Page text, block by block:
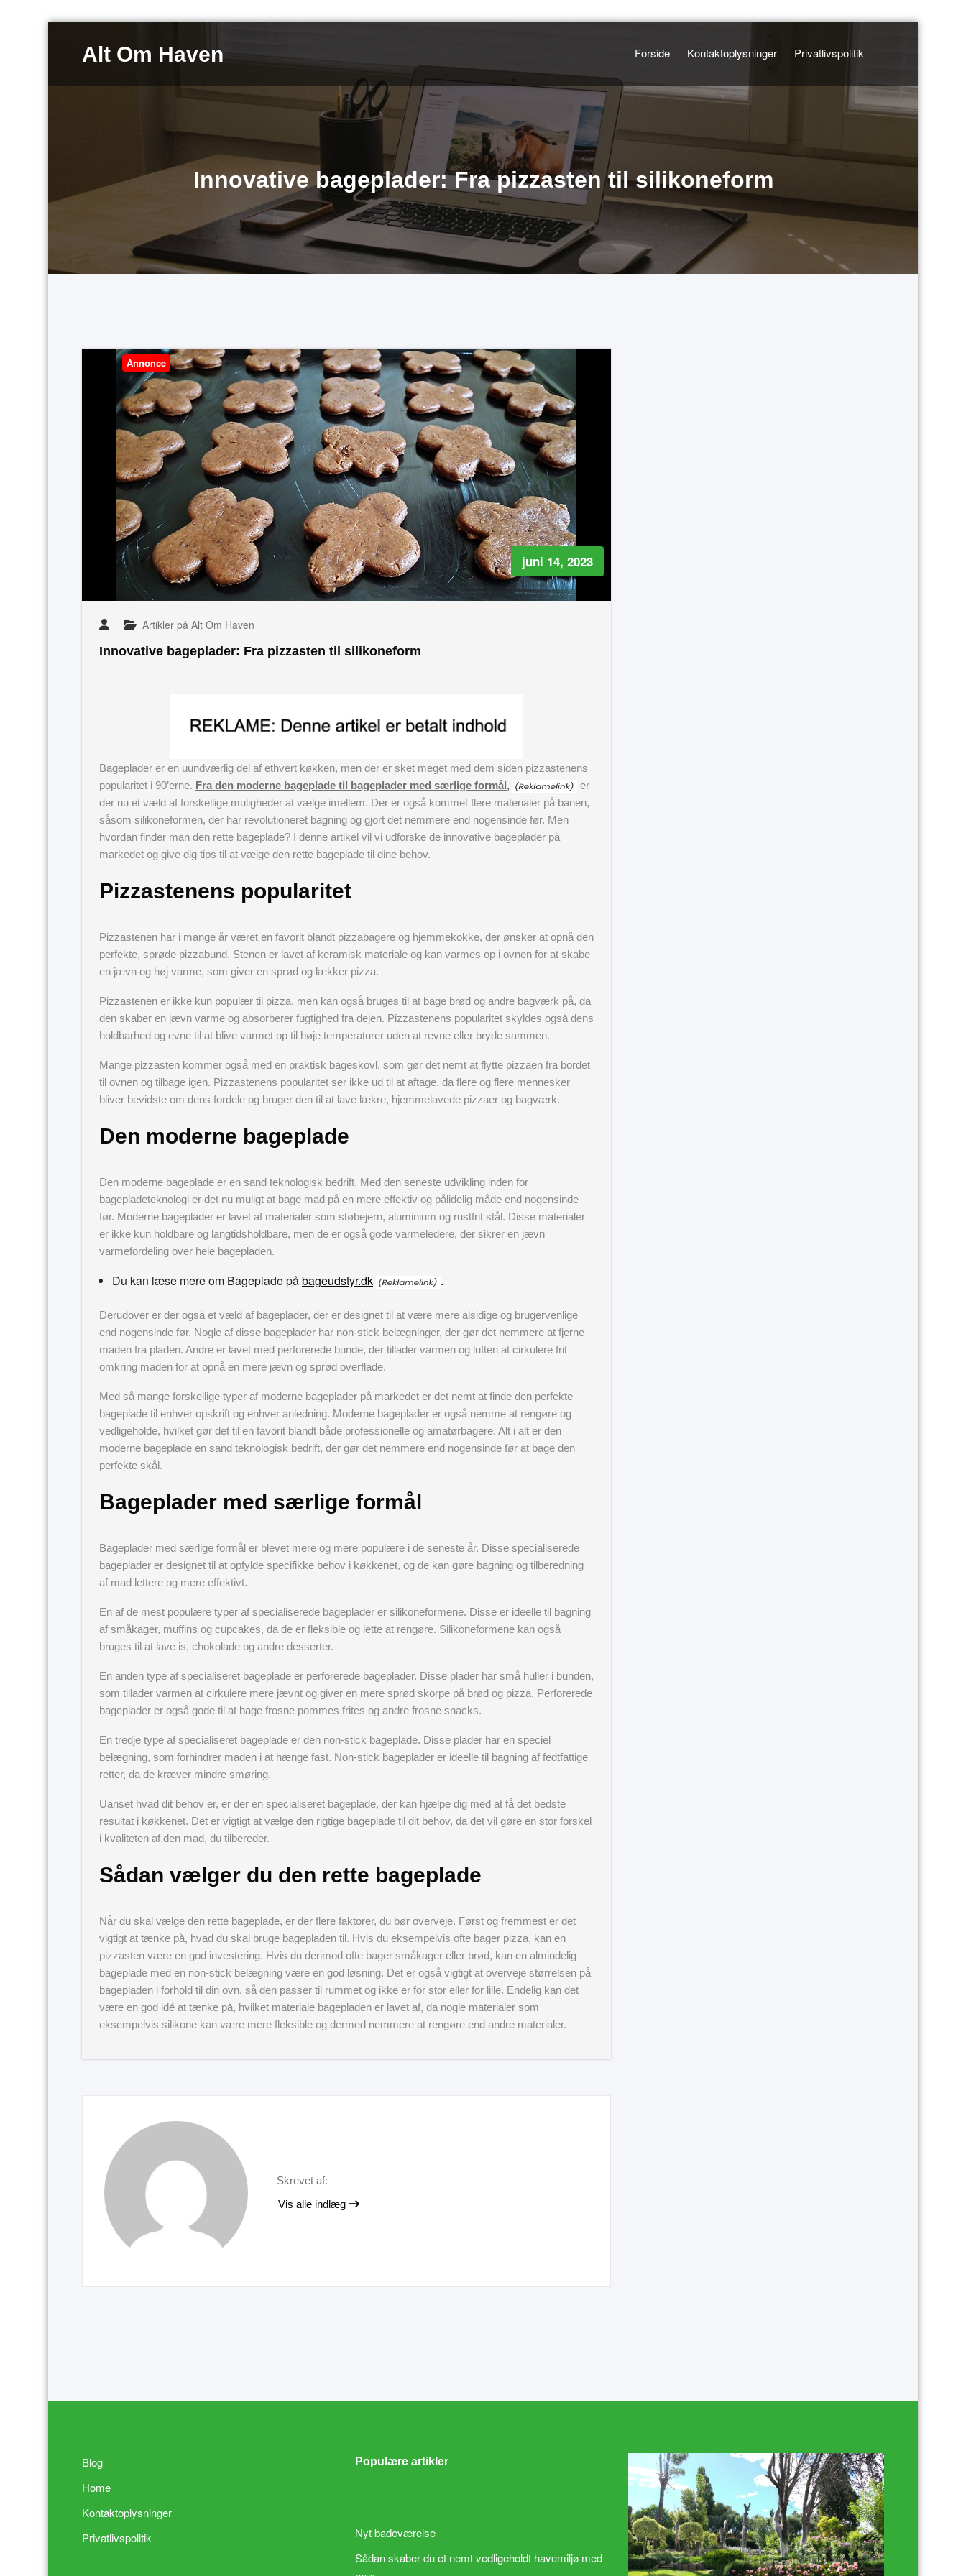
indholdAlt Om Haven Forside Kontaktoplysninger Privatlivspolitik
Innovative bageplader: Fra pizzasten til silikoneform
Annonce
juni 14, 2023
Artikler på Alt Om Haven
Innovative bageplader: Fra pizzasten til silikoneform
Bageplader er en uundværlig del af ethvert køkken, men der er sket meget med dem siden pizzastenens
popularitet i 90’erne. Fra den moderne bageplade til bageplader med særlige formål,
er
der nu et væld af forskellige muligheder at vælge imellem. Der er også kommet flere materialer på banen,
såsom silikoneformen, der har revolutioneret bagning og gjort det nemmere end nogensinde før. Men
hvordan finder man den rette bageplade? I denne artikel vil vi udforske de innovative bageplader på
markedet og give dig tips til at vælge den rette bageplade til dine behov.
Pizzastenens popularitet
Pizzastenen har i mange år været en favorit blandt pizzabagere og hjemmekokke, der ønsker at opnå den
perfekte, sprøde pizzabund. Stenen er lavet af keramisk materiale og kan varmes op i ovnen for at skabe
en jævn og høj varme, som giver en sprød og lækker pizza.
Pizzastenen er ikke kun populær til pizza, men kan også bruges til at bage brød og andre bagværk på, da
den skaber en jævn varme og absorberer fugtighed fra dejen. Pizzastenens popularitet skyldes også dens
holdbarhed og evne til at blive varmet op til høje temperaturer uden at revne eller bryde sammen.
Mange pizzasten kommer også med en praktisk bageskovl, som gør det nemt at flytte pizzaen fra bordet
til ovnen og tilbage igen. Pizzastenens popularitet ser ikke ud til at aftage, da flere og flere mennesker
bliver bevidste om dens fordele og bruger den til at lave lækre, hjemmelavede pizzaer og bagværk.
Den moderne bageplade
Den moderne bageplade er en sand teknologisk bedrift. Med den seneste udvikling inden for
bagepladeteknologi er det nu muligt at bage mad på en mere effektiv og pålidelig måde end nogensinde
før. Moderne bageplader er lavet af materialer som støbejern, aluminium og rustfrit stål. Disse materialer
er ikke kun holdbare og langtidsholdbare, men de er også gode varmeledere, der sikrer en jævn
varmefordeling over hele bagepladen.
Du kan læse mere om Bageplade påbageudstyr.dk .
Derudover er der også et væld af bageplader, der er designet til at være mere alsidige og brugervenlige
end nogensinde før. Nogle af disse bageplader har non-stick belægninger, der gør det nemmere at fjerne
maden fra pladen. Andre er lavet med perforerede bunde, der tillader varmen og luften at cirkulere frit
omkring maden for at opnå en mere jævn og sprød overflade.
Med så mange forskellige typer af moderne bageplader på markedet er det nemt at finde den perfekte
bageplade til enhver opskrift og enhver anledning. Moderne bageplader er også nemme at rengøre og
vedligeholde, hvilket gør det til en favorit blandt både professionelle og amatørbagere. Alt i alt er den
moderne bageplade en sand teknologisk bedrift, der gør det nemmere end nogensinde før at bage den
perfekte skål.
Bageplader med særlige formål
Bageplader med særlige formål er blevet mere og mere populære i de seneste år. Disse specialiserede
bageplader er designet til at opfylde specifikke behov i køkkenet, og de kan gøre bagning og tilberedning
af mad lettere og mere effektivt.
En af de mest populære typer af specialiserede bageplader er silikoneformene. Disse er ideelle til bagning
af småkager, muffins og cupcakes, da de er fleksible og lette at rengøre. Silikoneformene kan også
bruges til at lave is, chokolade og andre desserter.
En anden type af specialiseret bageplade er perforerede bageplader. Disse plader har små huller i bunden,
som tillader varmen at cirkulere mere jævnt og giver en mere sprød skorpe på brød og pizza. Perforerede
bageplader er også gode til at bage frosne pommes frites og andre frosne snacks.
En tredje type af specialiseret bageplade er den non-stick bageplade. Disse plader har en speciel
belægning, som forhindrer maden i at hænge fast. Non-stick bageplader er ideelle til bagning af fedtfattige
retter, da de kræver mindre smøring.
Uanset hvad dit behov er, er der en specialiseret bageplade, der kan hjælpe dig med at få det bedste
resultat i køkkenet. Det er vigtigt at vælge den rigtige bageplade til dit behov, da det vil gøre en stor forskel
i kvaliteten af den mad, du tilbereder.
Sådan vælger du den rette bageplade
Når du skal vælge den rette bageplade, er der flere faktorer, du bør overveje. Først og fremmest er det
vigtigt at tænke på, hvad du skal bruge bagepladen til. Hvis du eksempelvis ofte bager pizza, kan en
pizzasten være en god investering. Hvis du derimod ofte bager småkager eller brød, kan en almindelig
bageplade med en non-stick belægning være en god løsning. Det er også vigtigt at overveje størrelsen på
bagepladen i forhold til din ovn, så den passer til rummet og ikke er for stor eller for lille. Endelig kan det
være en god idé at tænke på, hvilket materiale bagepladen er lavet af, da nogle materialer som
eksempelvis silikone kan være mere fleksible og dermed nemmere at rengøre end andre materialer.
Skrevet af:
Vis alle indlæg
Blog
Home
Kontaktoplysninger
Privatlivspolitik
Populære artikler
Nyt badeværelse
Sådan skaber du et nemt vedligeholdt havemiljø med